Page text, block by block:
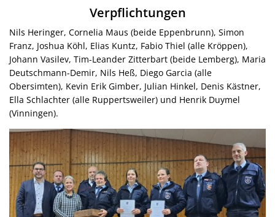
Verpflichtungen
Nils Heringer, Cornelia Maus (beide Eppenbrunn), Simon
Franz, Joshua Köhl, Elias Kuntz, Fabio Thiel (alle Kröppen),
Johann Vasilev, Tim-Leander Zitterbart (beide Lemberg), Maria
Deutschmann-Demir, Nils Heß, Diego Garcia (alle
Obersimten), Kevin Erik Gimber, Julian Hinkel, Denis Kästner,
Ella Schlachter (alle Ruppertsweiler) und Henrik Duymel
(Vinningen).